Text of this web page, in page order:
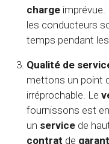
charge
les conducteurs
temps pendant
Qualité de
mettons un point
irréprochable. Le
fournissons est
un service de
contrat de